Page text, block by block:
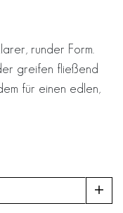
runder Form.
greifen fließend
für einen edlen,